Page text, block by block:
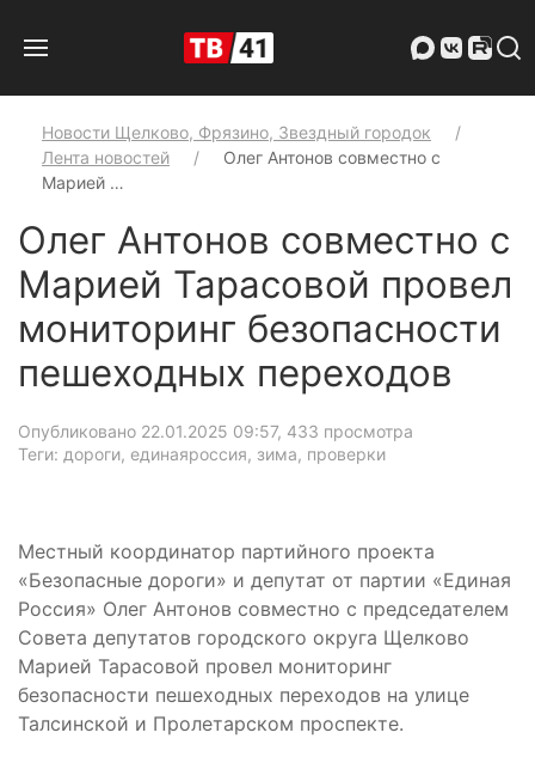
Новости Щелково, Фрязино, Звездный городок
Лента новостей
Олег Антонов совместно с
Марией …
Олег Антонов совместно с
Марией Тарасовой провел
мониторинг безопасности
пешеходных переходов
Опубликовано 22.01.2025 09:57, 433 просмотра
Теги: дороги, единаяроссия, зима, проверки
Местный координатор партийного проекта
«Безопасные дороги» и депутат от партии «Единая
Россия» Олег Антонов совместно с председателем
Совета депутатов городского округа Щелково
Марией Тарасовой провел мониторинг
безопасности пешеходных переходов на улице
Талсинской и Пролетарском проспекте.